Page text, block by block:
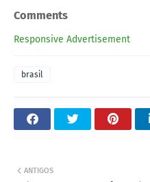
Comments
Responsive Advertisement
brasil
ANTIGOS